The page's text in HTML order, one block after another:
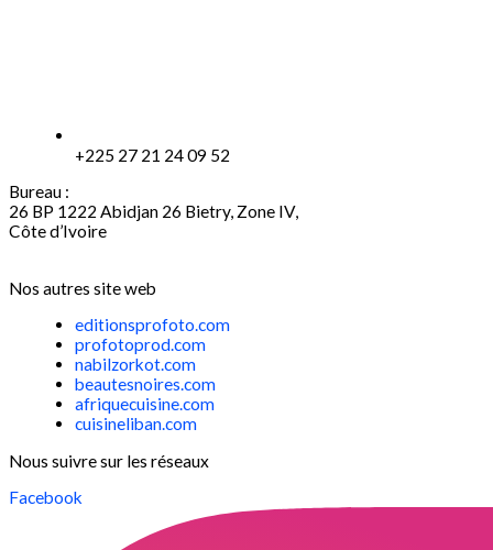
+225 27 21 24 09 52
Bureau :
26 BP 1222 Abidjan 26 Bietry, Zone IV,
Côte d’Ivoire
Nos autres site web
editionsprofoto.com
profotoprod.com
nabilzorkot.com
beautesnoires.com
afriquecuisine.com
cuisineliban.com
Nous suivre sur les réseaux
Facebook